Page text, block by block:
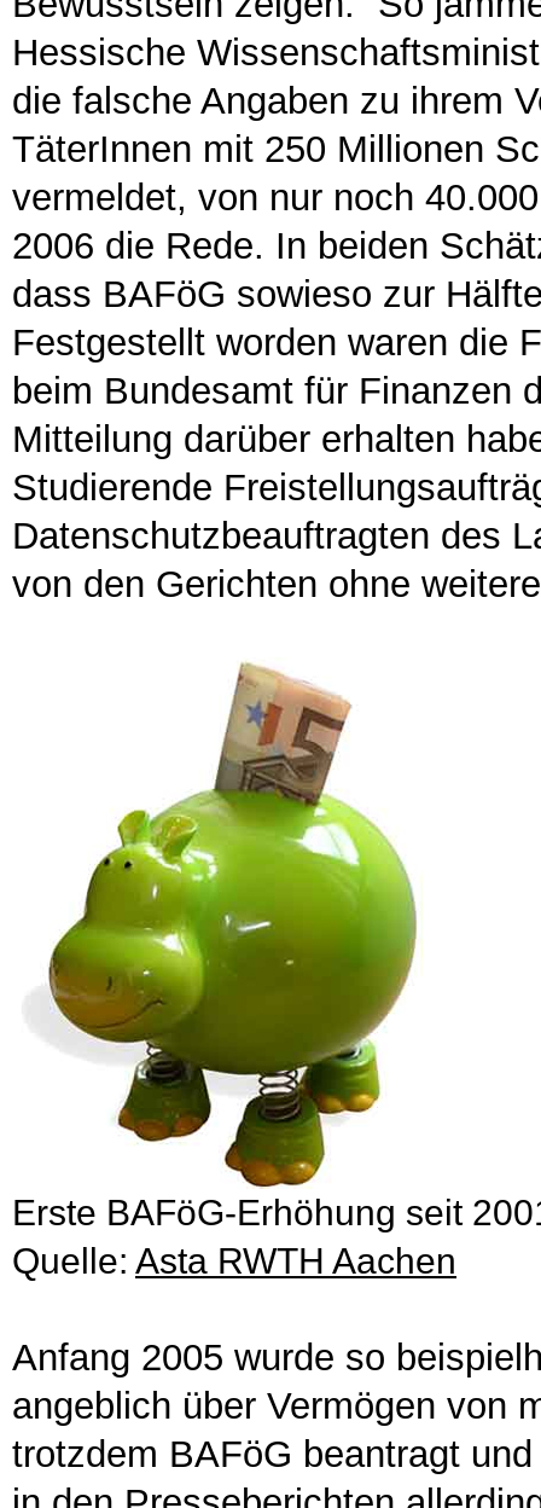
Hessische
die falsche Angaben zu ihrem
TäterInnen mit 250 Millionen
vermeldet, von nur noch
2006 die Rede. In beiden
dass BAFöG sowieso zur
Festgestellt worden waren die
beim Bundesamt für Finanzen
Mitteilung darüber erhalten
Studierende
Datenschutzbeauftragten des
von den Gerichten ohne
Erste BAFöG-Erhöhung seit
Quelle: Asta RWTH Aachen
Anfang 2005 wurde so
angeblich über Vermögen von
trotzdem BAFöG beantragt